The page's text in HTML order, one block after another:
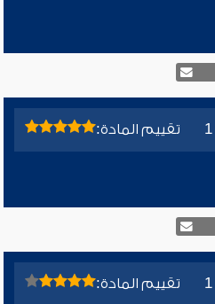
تقييم المادة:
تقييم المادة: